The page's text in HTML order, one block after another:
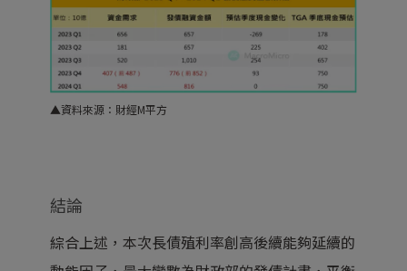
▲資料來源：財經M平方
結論
綜合上述，本次長債殖利率創高後續能夠延續的